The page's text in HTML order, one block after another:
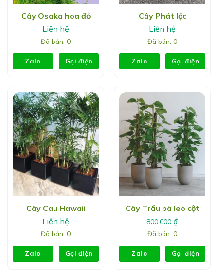
Cây Osaka hoa đỏ
Liên hệ
Đã bán: 0
Zalo Gọi điện
Cây Phát lộc
Liên hệ
Đã bán: 0
Zalo Gọi điện
Cây Cau Hawaii
Liên hệ
Đã bán: 0
Zalo Gọi điện
Cây Trầu bà leo cột
800.000 ₫
Đã bán: 0
Zalo Gọi điện